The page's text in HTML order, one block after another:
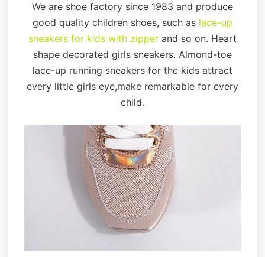
We are shoe factory since 1983 and produce
good quality children shoes, such as lace-up
sneakers for kids with zipper and so on. Heart
shape decorated girls sneakers. Almond-toe
lace-up running sneakers for the kids attract
every little girls eye,make remarkable for every
child.